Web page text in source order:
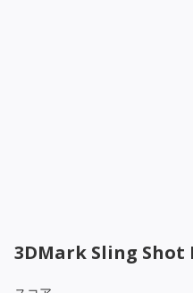
3DMark Sling Shot